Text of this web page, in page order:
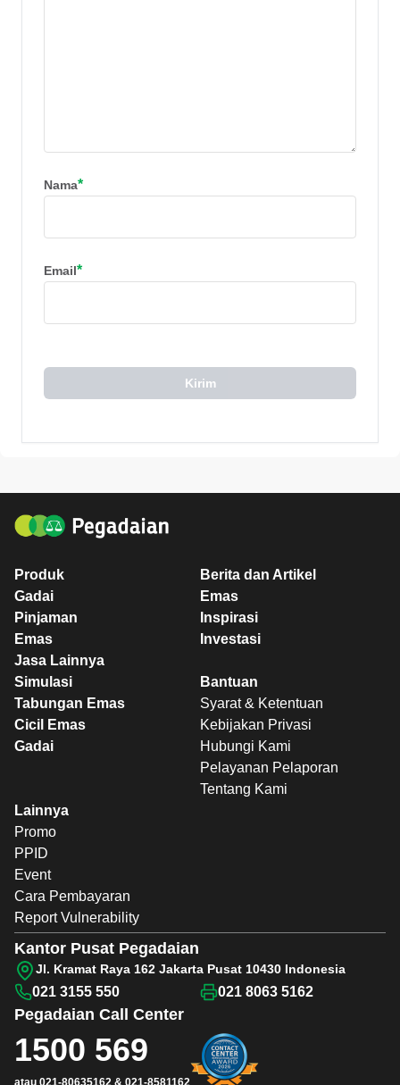
Nama*
Email*
Kirim
Produk
Gadai
Pinjaman
Emas
Jasa Lainnya
Berita dan Artikel
Emas
Inspirasi
Investasi
Simulasi
Tabungan Emas
Cicil Emas
Gadai
Bantuan
Syarat & Ketentuan
Kebijakan Privasi
Hubungi Kami
Pelayanan Pelaporan
Tentang Kami
Lainnya
Promo
PPID
Event
Cara Pembayaran
Report Vulnerability
Pegadaian Call Center
1500 569
atau 021-80635162 & 021-8581162
Kantor Pusat Pegadaian
Jl. Kramat Raya 162 Jakarta Pusat 10430 Indonesia
021 3155 550 021 8063 5162